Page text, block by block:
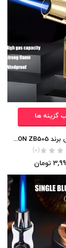
گزینه ها
فندک گازی اتمی برند JOBON ZB505 اورجینال
(0)
تومان